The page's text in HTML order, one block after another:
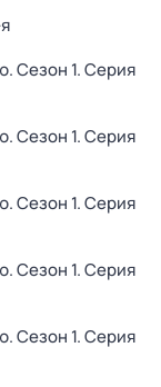
. Сезон 1. Серия
. Сезон 1. Серия
. Сезон 1. Серия
. Сезон 1. Серия
. Сезон 1. Серия